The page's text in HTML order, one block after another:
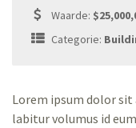
Waarde:
Categorie:
Lorem ipsum dolor
labitur volumus id